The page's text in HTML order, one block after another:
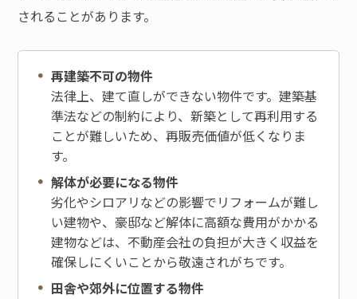
されることがあります。
再建築不可の物件
法律上、建て直しができない物件です。建築基
準法などの制約により、新築として再利用する
ことが難しいため、再販売価値が低くなりま
す。
解体が必要になる物件
劣化やシロアリなどの影響でリフォームが難し
い建物や、豪邸など解体に高額な費用がかかる
建物などは、不動産会社の負担が大きく収益を
確保しにくいことから敬遠されがちです。
田舎や郊外に位置する物件